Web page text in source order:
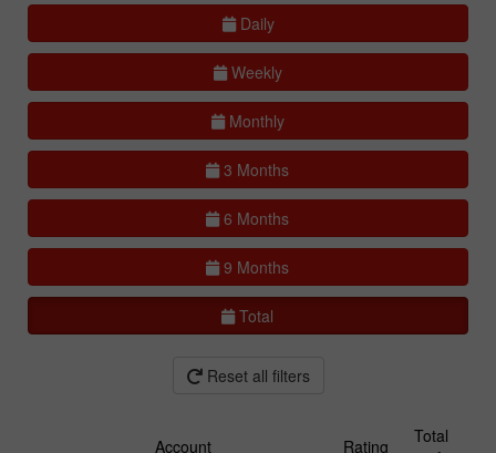
Daily
Weekly
Monthly
3 Months
6 Months
9 Months
Total
Reset all filters
Account Rating
Total